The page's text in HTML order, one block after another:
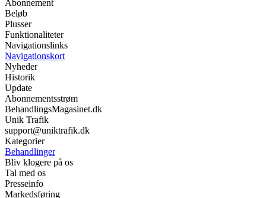
Abonnement
Beløb
Plusser
Funktionaliteter
Navigationslinks
Navigationskort
Nyheder
Historik
Update
Abonnementsstrøm
BehandlingsMagasinet.dk
Unik Trafik
support@uniktrafik.dk
Kategorier
Behandlinger
Bliv klogere på os
Tal med os
Presseinfo
Markedsføring